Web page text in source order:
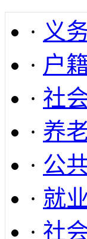
· 义
· 户
· 社
· 养
· 公
· 就
· 社